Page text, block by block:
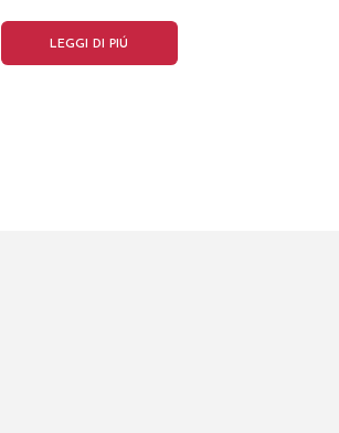
LEGGI DI PIÚ